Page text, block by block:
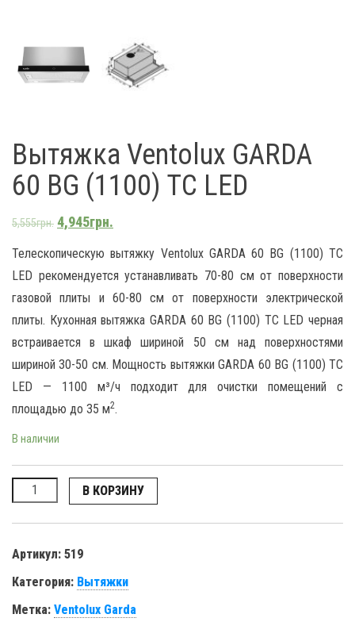
Вытяжка Ventolux GARDA
60 BG (1100) TC LED
5,555грн. 4,945грн.
Телескопическую вытяжку Ventolux GARDA 60 BG (1100) TC
LED рекомендуется устанавливать 70-80 см от поверхности
газовой плиты и 60-80 см от поверхности электрической
плиты. Кухонная вытяжка GARDA 60 BG (1100) TC LED черная
встраивается в шкаф шириной 50 см над поверхностями
шириной 30-50 см. Мощность вытяжки GARDA 60 BG (1100) TC
LED — 1100 м³/ч подходит для очистки помещений с
площадью до 35 м2.
В наличии
Количество В КОРЗИНУ
Артикул: 519
Категория: Вытяжки
Метка: Ventolux Garda